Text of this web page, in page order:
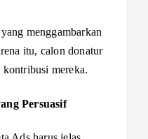
menggambarkan
itu, calon donatur
kontribusi mereka.
Persuasif